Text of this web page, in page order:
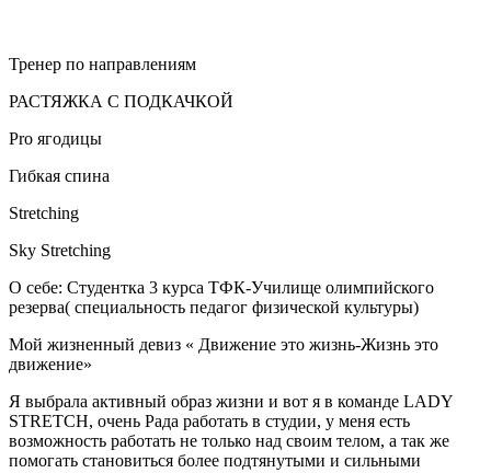
Тренер по направлениям
РАСТЯЖКА С ПОДКАЧКОЙ
Pro ягодицы
Гибкая спина
Stretching
Sky Stretching
О себе: Студентка 3 курса ТФК-Училище олимпийского
резерва( специальность педагог физической культуры)
Мой жизненный девиз « Движение это жизнь-Жизнь это
движение»
Я выбрала активный образ жизни и вот я в команде LADY
STRETCH, очень Рада работать в студии, у меня есть
возможность работать не только над своим телом, а так же
помогать становиться более подтянутыми и сильными